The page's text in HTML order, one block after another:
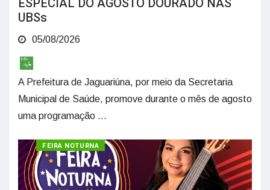
UBSs
05/08/2026
A Prefeitura de Jaguariúna, por meio da Secretaria
Municipal de Saúde, promove durante o mês de agosto
uma programação ...
CULTURA
FEIRA NOTURNA